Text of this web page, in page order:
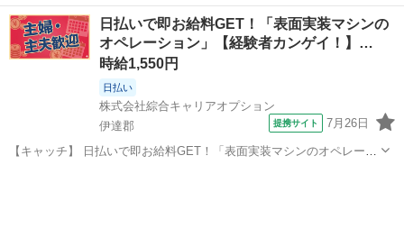
【未経験OK!】華やか環境☆女性も活躍中♪程よく残業で収入にプラス
♪高時給1041円！ 【コメント】 製造のお仕事をお探しの方必見！ 「経
験ないけど大丈夫か...
福島 伊達郡 仕分け
日払いで即お給料GET！「表面実装マシンの
オペレーション」【経験者カンゲイ！】…
時給1,550円
日払い
株式会社綜合キャリアオプション
伊達郡
提携サイト 7月26日
【キャッチ】 日払いで即お給料GET！「表面実装マシンのオペレーシ